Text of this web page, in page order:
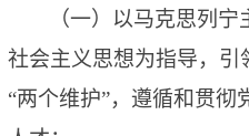
（一） 以马克思列宁
社会主义思想为指导，引
“两个维护”，遵循和贯